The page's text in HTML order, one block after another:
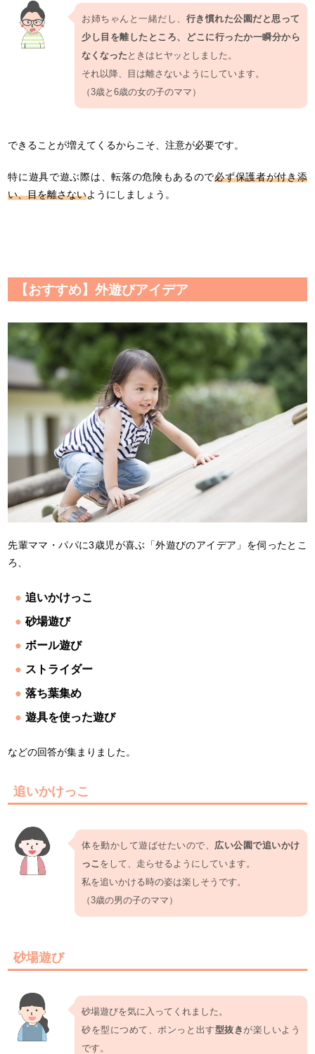
お姉ちゃんと一緒だし、 行き慣れた公園だと思って
少し目を離したところ、どこに行ったか一瞬分から
なくなった ときはヒヤッとしました。
それ以降、目は離さないようにしています。
（3歳と6歳の女の子のママ）
できることが増えてくるからこそ、注意が必要です。
特に遊具で遊ぶ際は、転落の危険もあるので必ず保護者が付き添
い、目を離さないようにしましょう。
【おすすめ】外遊びアイデア
先輩ママ・パパに3歳児が喜ぶ「外遊びのアイデア」を伺ったとこ
ろ、
追いかけっこ
砂場遊び
ボール遊び
ストライダー
落ち葉集め
遊具を使った遊び
などの回答が集まりました。
追いかけっこ
体を動かして遊ばせたいので、 広い公園で追いかけ
っこ をして、走らせるようにしています。
私を追いかける時の姿は楽しそうです。
（3歳の男の子のママ）
砂場遊び
砂場遊びを気に入ってくれました。
砂を型につめて、ポンっと出す型抜き が楽しいよう
です。